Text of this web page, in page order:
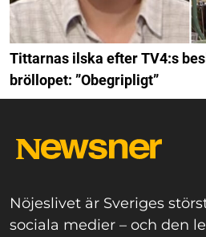
Tittarnas ilska efter TV4:s
bröllopet: ”Obegripligt”
Nöjeslivet är Sveriges
sociala medier – och den